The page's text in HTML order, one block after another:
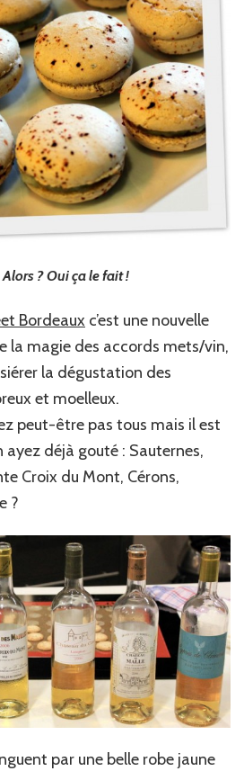
? Oui ça le fait !
Bordeaux c’est une nouvelle
la magie des accords mets/vin,
la dégustation des
et moelleux.
peut-être pas tous mais il est
ayez déjà gouté : Sauternes,
Croix du Mont, Cérons,
?
par une belle robe jaune